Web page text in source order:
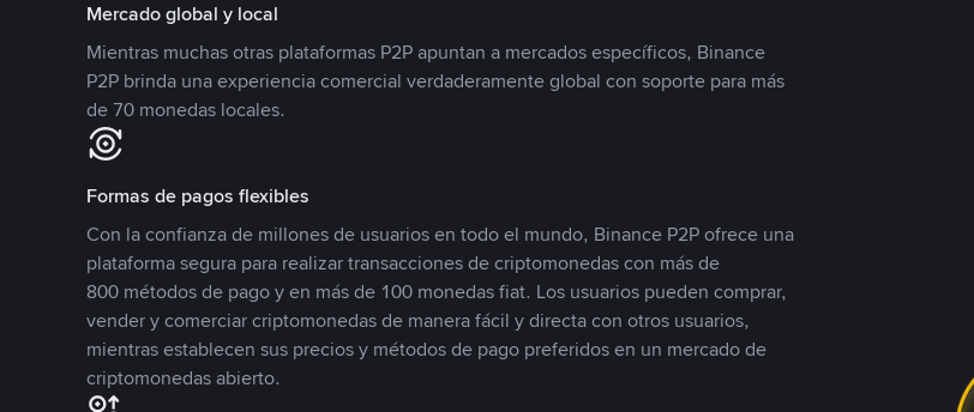
Mercado global y local
Mientras muchas otras plataformas P2P apuntan a mercados específicos, Binance
P2P brinda una experiencia comercial verdaderamente global con soporte para más
de 70 monedas locales.
Formas de pagos flexibles
Con la confianza de millones de usuarios en todo el mundo, Binance P2P ofrece una
plataforma segura para realizar transacciones de criptomonedas con más de
800 métodos de pago y en más de 100 monedas fiat. Los usuarios pueden comprar,
vender y comerciar criptomonedas de manera fácil y directa con otros usuarios,
mientras establecen sus precios y métodos de pago preferidos en un mercado de
criptomonedas abierto.